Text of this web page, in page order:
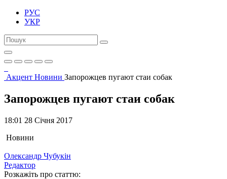
РУС
УКР
Акцент Новини Запорожцев пугают стаи собак
Запорожцев пугают стаи собак
18:01 28 Січня 2017
Новини
Олександр Чубукін
Редактор
Розкажіть про статтю: